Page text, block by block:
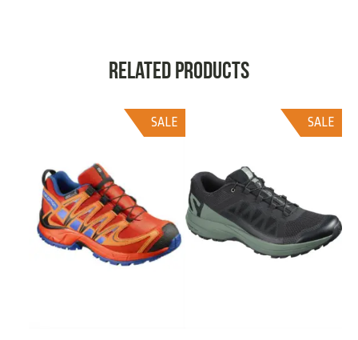
Related products
SALE
SALE